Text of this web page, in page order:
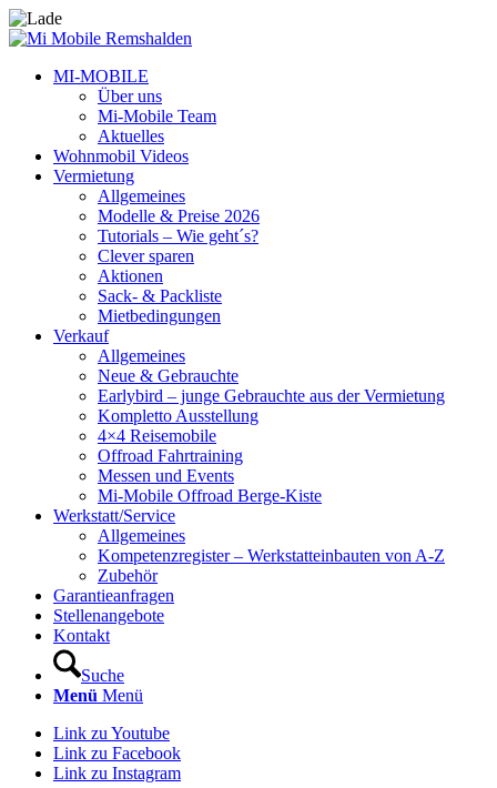
MI-MOBILE
Über uns
Mi-Mobile Team
Aktuelles
Wohnmobil Videos
Vermietung
Allgemeines
Modelle & Preise 2026
Tutorials – Wie geht´s?
Clever sparen
Aktionen
Sack- & Packliste
Mietbedingungen
Verkauf
Allgemeines
Neue & Gebrauchte
Earlybird – junge Gebrauchte aus der Vermietung
Kompletto Ausstellung
4×4 Reisemobile
Offroad Fahrtraining
Messen und Events
Mi-Mobile Offroad Berge-Kiste
Werkstatt/Service
Allgemeines
Kompetenzregister – Werkstatteinbauten von A-Z
Zubehör
Garantieanfragen
Stellenangebote
Kontakt
Suche
Menü Menü
Link zu Youtube
Link zu Facebook
Link zu Instagram